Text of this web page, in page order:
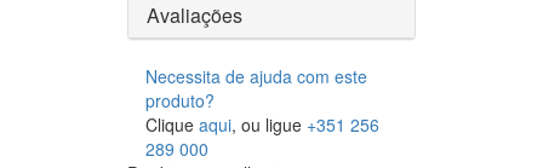
Avaliações
Necessita de ajuda com este
produto?
Clique aqui, ou ligue +351 256
289 000